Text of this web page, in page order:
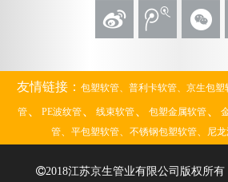
友情链接： 包塑软管、 普利卡软管、 京生包塑
管、 PE波纹管、 线束软管、 包塑金属软管、
管、 平包塑软管、 不锈钢包塑软管、 尼
2018江苏京生管业有限公司版权所